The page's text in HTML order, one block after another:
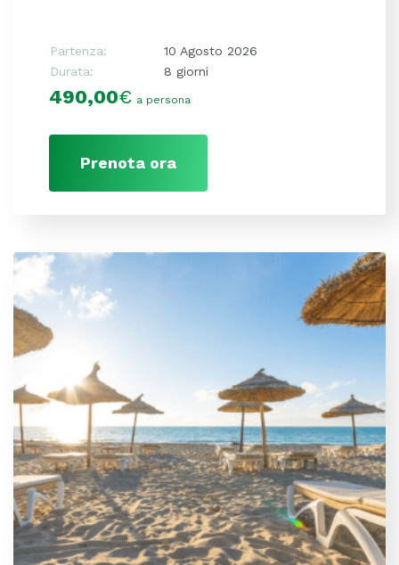
Partenza:
10 Agosto 2026
Durata:
8 giorni
490,00€ a persona
Prenota ora